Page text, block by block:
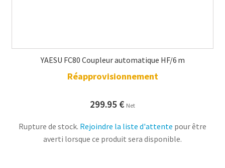
YAESU FC80 Coupleur automatique HF/6 m
Réapprovisionnement
299.95 € Net
Rupture de stock. Rejoindre la liste d'attente pour être
averti lorsque ce produit sera disponible.